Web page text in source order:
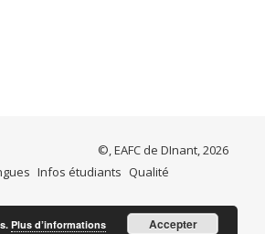
©, EAFC de DInant, 2026
Infos étudiants Qualité
Plus d’informations Accepter